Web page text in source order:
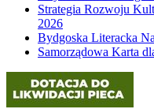
Strategia Rozwoju
2026
Bydgoska Literacka
Samorządowa Karta